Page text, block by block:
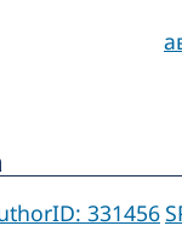
331456